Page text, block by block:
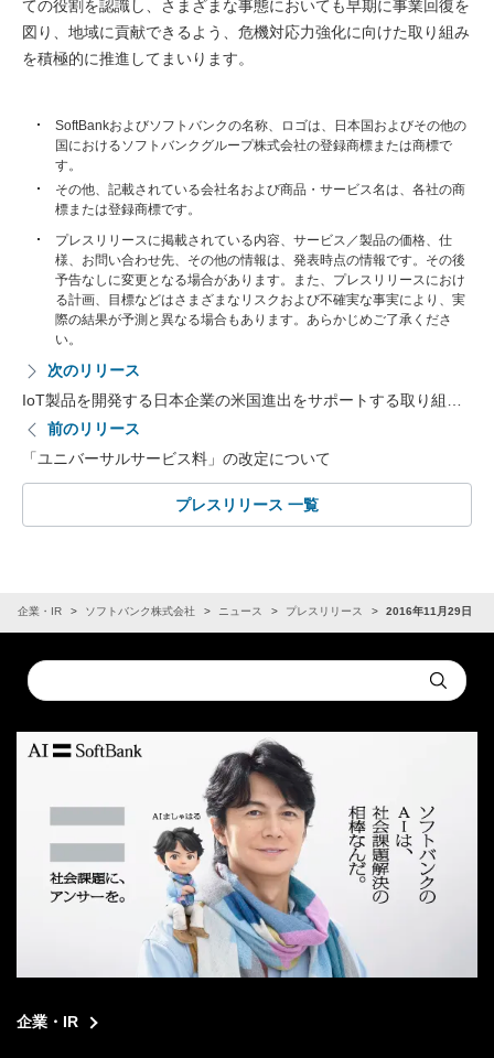
ての役割を認識し、さまざまな事態においても早期に事業回復を
図り、地域に貢献できるよう、危機対応力強化に向けた取り組み
を積極的に推進してまいります。
SoftBankおよびソフトバンクの名称、ロゴは、日本国およびその他の
国におけるソフトバンクグループ株式会社の登録商標または商標で
す。
その他、記載されている会社名および商品・サービス名は、各社の商
標または登録商標です。
プレスリリースに掲載されている内容、サービス／製品の価格、仕
様、お問い合わせ先、その他の情報は、発表時点の情報です。その後
予告なしに変更となる場合があります。また、プレスリリースにおけ
る計画、目標などはさまざまなリスクおよび不確実な事実により、実
際の結果が予測と異なる場合もあります。あらかじめご了承くださ
い。
次のリリース
IoT製品を開発する日本企業の米国進出をサポートする取り組…
前のリリース
「ユニバーサルサービス料」の改定について
プレスリリース 一覧
企業・IR ソフトバンク株式会社 ニュース プレスリリース 2016年11月29日
Conduct
a
Submit
企業・IR